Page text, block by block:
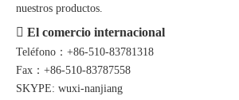
nuestros productos.
 El comercio internacional
Teléfono：+86-510-83781318
Fax：+86-510-83787558
SKYPE: wuxi-nanjiang